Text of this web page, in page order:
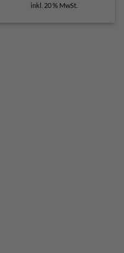
inkl. 20 % MwSt.